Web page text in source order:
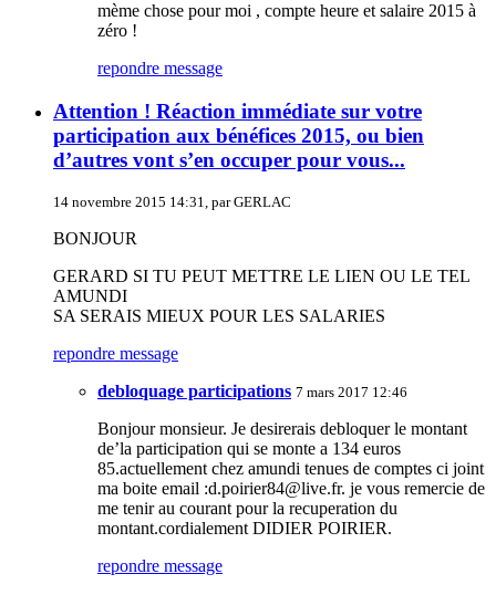
mème chose pour moi , compte heure et salaire 2015 à
zéro !
repondre message
Attention ! Réaction immédiate sur votre
participation aux bénéfices 2015, ou bien
d’autres vont s’en occuper pour vous...
14 novembre 2015 14:31, parGERLAC
BONJOUR
GERARD SI TU PEUT METTRE LE LIEN OU LE TEL
AMUNDI
SA SERAIS MIEUX POUR LES SALARIES
repondre message
debloquage participations 7 mars 2017 12:46
Bonjour monsieur. Je desirerais debloquer le montant
de’la participation qui se monte a 134 euros
85.actuellement chez amundi tenues de comptes ci joint
ma boite email :d.poirier84@live.fr. je vous remercie de
me tenir au courant pour la recuperation du
montant.cordialement DIDIER POIRIER.
repondre message